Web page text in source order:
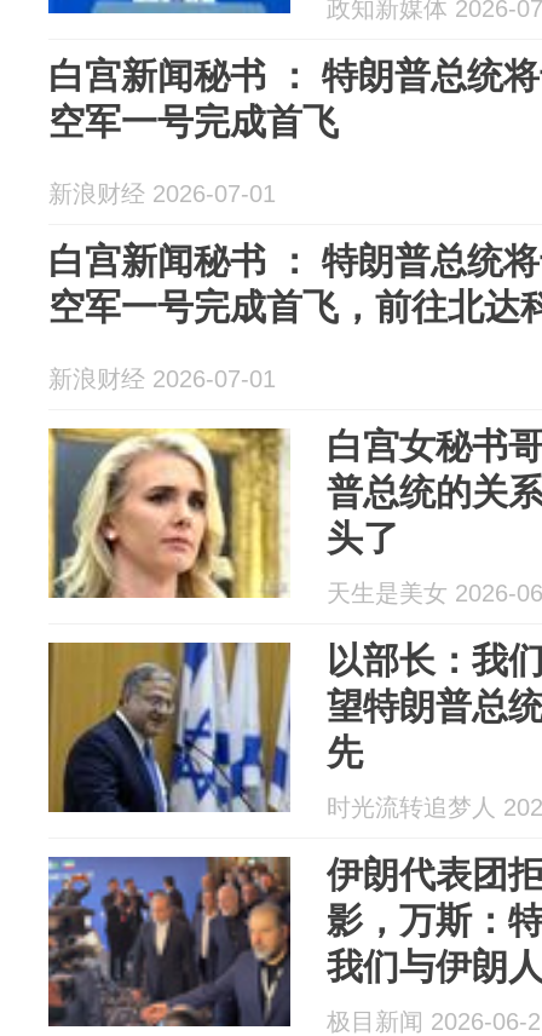
我们对此坚
政知新媒体 2026-
白宫新闻秘书 ： 特朗普总统
空军一号完成首飞
新浪财经 2026-07-01
白宫新闻秘书 ： 特朗普总统
空军一号完成首飞，前往北达
新浪财经 2026-07-01
白宫女秘书
普总统的关
头了
天生是美女 2026-
以部长：我
望特朗普总
先
时光流转追梦人
伊朗代表团
影，万斯：
我们与伊朗
人民伸出友
极目新闻 2026-06-